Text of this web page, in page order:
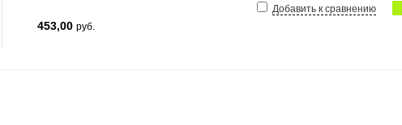
Добавить к сравнению
453,00 руб.